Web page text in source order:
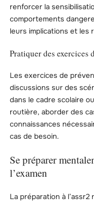
renforcer la
comportements
leurs implications et les
Pratiquer des exercices
Les exercices de
discussions sur des
dans le cadre scolaire
routière, aborder des
connaissances
cas de besoin.
Se préparer
l’examen
La préparation à